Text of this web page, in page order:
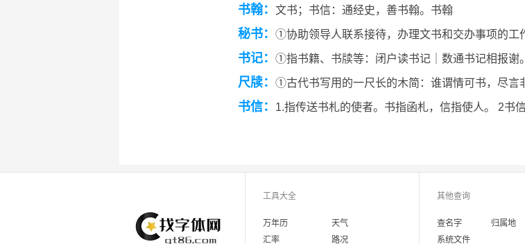
书翰： 文书；书信：通经史，善书翰。书翰
秘书： ①协助领导人联系接待，办理文书和交办事项的工
书记： ①指书籍、书牍等：闭户读书记｜数通书记相报谢
尺牍： ①古代书写用的一尺长的木简：谁谓情可书，尽言
书信： 1.指传送书札的使者。书指函札，信指使人。 2书
工具大全
万年历
天气
汇率
路况
其他查询
查名字 归属地
系统文件